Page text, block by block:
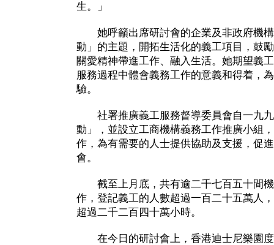
生。」
她呼籲出席研討會的企業及非政府機構
動」的主題，開拓生活化的義工項目，鼓
關愛精神帶進工作、融入生活。她期望義
服務過程中體會義務工作的意義和得着，
驗。
社署推廣義工服務督導委員會自一九九
動」，並設立工商機構義務工作推廣小組
作，為有需要的人士提供協助及支援，促
會。
截至上月底，共有逾二千七百五十間機
作，登記義工的人數超過一百二十五萬人
超過二千二百四十萬小時。
在今日的研討會上，香港迪士尼樂園度